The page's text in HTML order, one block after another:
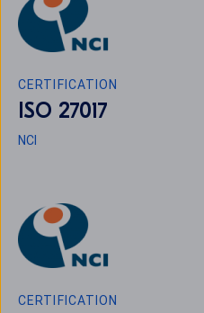
CERTIFICATION
ISO 27017
NCI
CERTIFICATION